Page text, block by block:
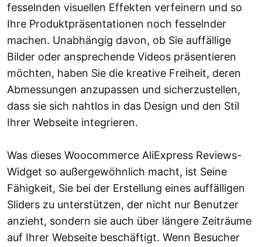
fesselnden visuellen Effekten verfeinern und so
Ihre Produktpräsentationen noch fesselnder
machen. Unabhängig davon, ob Sie auffällige
Bilder oder ansprechende Videos präsentieren
möchten, haben Sie die kreative Freiheit, deren
Abmessungen anzupassen und sicherzustellen,
dass sie sich nahtlos in das Design und den Stil
Ihrer Webseite integrieren.
Was dieses Woocommerce AliExpress Reviews-
Widget so außergewöhnlich macht, ist Seine
Fähigkeit, Sie bei der Erstellung eines auffälligen
Sliders zu unterstützen, der nicht nur Benutzer
anzieht, sondern sie auch über längere Zeiträume
auf Ihrer Webseite beschäftigt. Wenn Besucher